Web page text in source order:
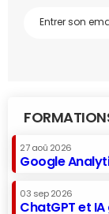
27 aoû 2026
Google
03 sep 2026
ChatGPT et